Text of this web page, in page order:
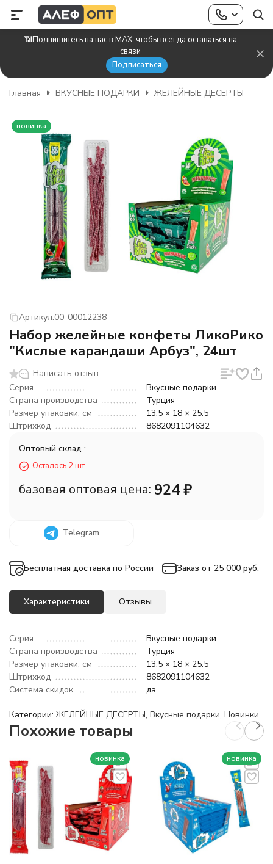
📶Подпишитесь на нас в MAX, чтобы всегда оставаться на
связи
Подписаться
Главная ВКУСНЫЕ ПОДАРКИ ЖЕЛЕЙНЫЕ ДЕСЕРТЫ
новинка
Артикул:00-00012238
Набор желейные конфеты ЛикоРико
"Кислые карандаши Арбуз", 24шт
Написать отзыв
Серия
Вкусные подарки
Страна производства
Турция
Размер упаковки, см
13.5 × 18 × 25.5
Штрихкод
8682091104632
Оптовый склад :
Осталось 2 шт.
базовая оптовая цена: 924₽
Telegram
Бесплатная доставка по России Заказ от 25 000 руб.
Характеристики Отзывы
Серия
Вкусные подарки
Страна производства
Турция
Размер упаковки, см
13.5 × 18 × 25.5
Штрихкод
8682091104632
Система скидок
да
Категории: ЖЕЛЕЙНЫЕ ДЕСЕРТЫ, Вкусные подарки, Новинки
Похожие товары
новинка новинка